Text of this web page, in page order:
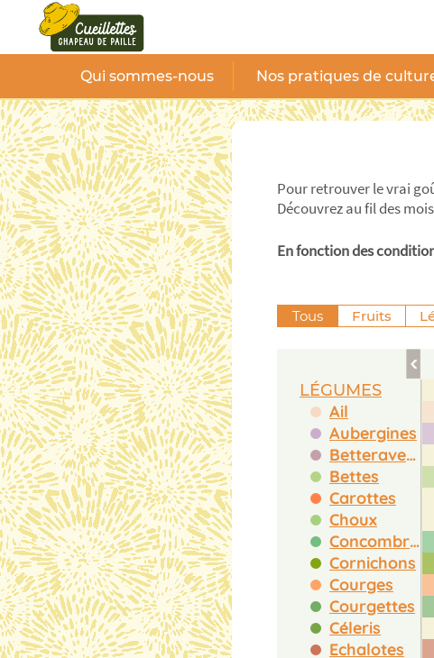
Qui sommes-nous Nos pratiques de
Pour retrouver le vrai
Découvrez au fil des
En fonction des
Tous Fruits
mai juin
LÉGUMES
Ail
Aubergines
Betteraves rouges
Bettes
Carottes
Choux
Concombres
Cornichons
Courges
Courgettes
Céleris
Echalotes
Panneau de gestion des cookies